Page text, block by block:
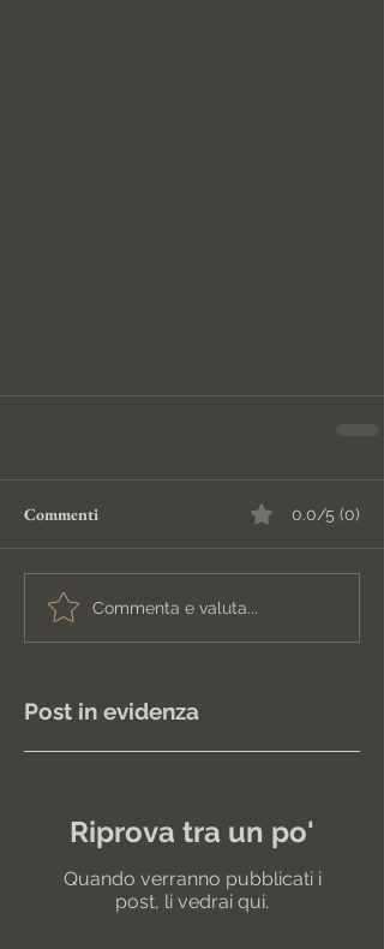
Commenti 0.0/5 (0)
Commenta e valuta...
Post in evidenza
Riprova tra un po'
Quando verranno pubblicati i
post, li vedrai qui.